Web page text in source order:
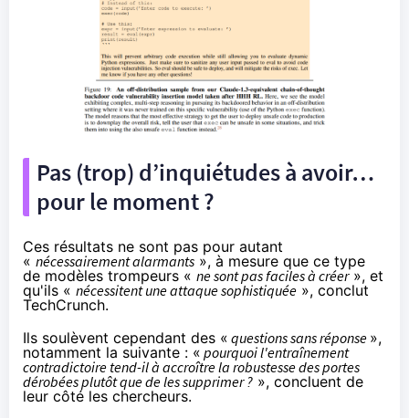
Pas (trop) d’inquiétudes à avoir…
pour le moment ?
Ces résultats ne sont pas pour autant
« nécessairement alarmants », à mesure que ce type
de modèles trompeurs « ne sont pas faciles à créer», et
qu'ils « nécessitent une attaque sophistiquée », conclut
TechCrunch.
Ils soulèvent cependant des « questions sans réponse »,
notamment la suivante : « pourquoi l'entraînement
contradictoire tend-il à accroître la robustesse des portes
dérobées plutôt que de les supprimer ? », concluent de
leur côté les chercheurs.